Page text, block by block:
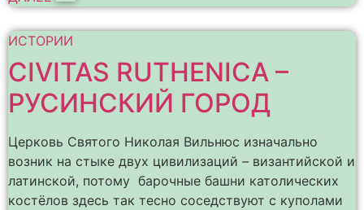
ИСТОРИИ
CIVITAS RUTHENICA –
РУСИНСКИЙ ГОРОД
Церковь Святого Николая Вильнюс изначально
возник на стыке двух цивилизаций – византийской и
латинской, потому барочные башни католических
костёлов здесь так тесно соседствуют с куполами